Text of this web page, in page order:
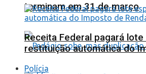
terminam em 31 de março
Receita Federal pagará
restituição automática do
Polícia